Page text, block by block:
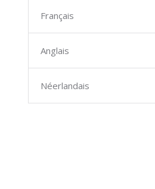
Français
Anglais
Néerlandais